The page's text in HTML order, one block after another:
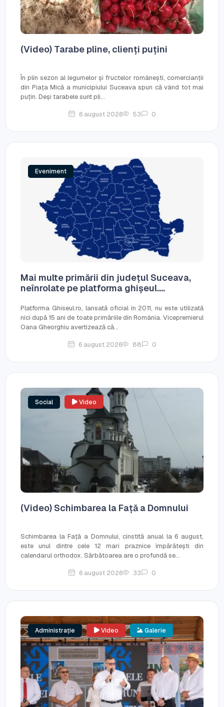
(Video) Tarabe pline, clienți puțini
În plin sezon al legumelor și fructelor românești, comercianții
din Piața Mică a municipiului Suceava spun că vând tot mai
puțin. Deși tarabele sunt pli...
6 august 2026 53 0
Eveniment
Mai multe primării din județul Suceava,
neînrolate pe platforma ghișeul....
Platforma Ghiseul.ro, lansată oficial în 2011, nu este utilizată
nici după 15 ani de toate primăriile din România. Vicepremierul
Oana Gheorghiu avertizează că...
6 august 2026 88 0
Social Video
(Video) Schimbarea la Față a Domnului
Schimbarea la Față a Domnului, cinstită anual la 6 august,
este unul dintre cele 12 mari praznice împărătești din
calendarul orthodox. Sărbătoarea are o profundă se...
6 august 2026 33 0
Administrație Video Galerie